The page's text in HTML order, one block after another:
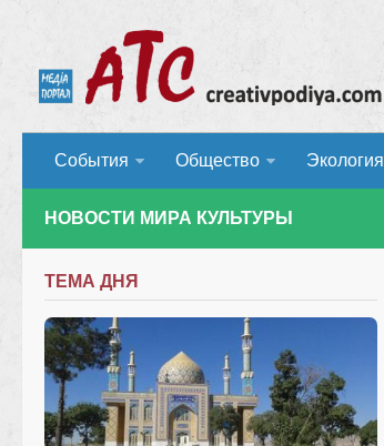
События Общество Экология
НОВОСТИ МИРА КУЛЬТУРЫ
ТЕМА ДНЯ